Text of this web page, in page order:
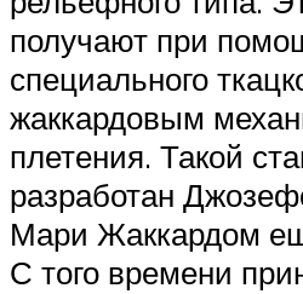
получают при
специального
жаккардовым
плетения. Такой
разработан
Мари Жаккардом
С того времени